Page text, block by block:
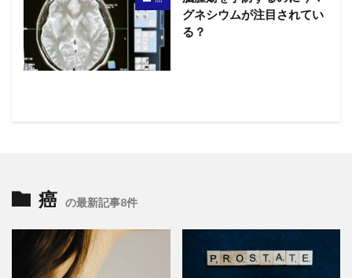
グネシウムが注目されてい
る？
癌 の最新記事8件